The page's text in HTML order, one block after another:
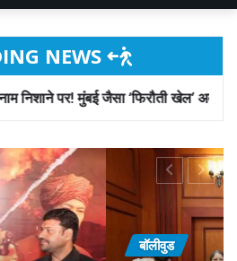
NEWS
‘फिरौती खेल’ अब दिल्ली-पंजाब में?